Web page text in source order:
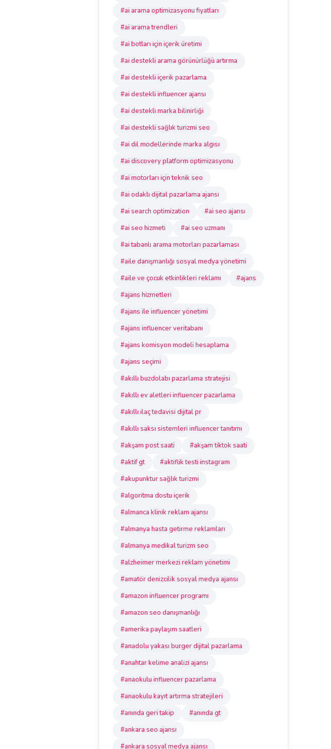
#ai arama optimizasyonu fiyatları
#ai arama trendleri
#ai botları için içerik üretimi
#ai destekli arama görünürlüğü artırma
#ai destekli içerik pazarlama
#ai destekli influencer ajansı
#ai destekli marka bilinirliği
#ai destekli sağlık turizmi seo
#ai dil modellerinde marka algısı
#ai discovery platform optimizasyonu
#ai motorları için teknik seo
#ai odaklı dijital pazarlama ajansı
#ai search optimization
#ai seo ajansı
#ai seo hizmeti
#ai seo uzmanı
#ai tabanlı arama motorları pazarlaması
#aile danışmanlığı sosyal medya yönetimi
#aile ve çocuk etkinlikleri reklamı
#ajans
#ajans hizmetleri
#ajans ile influencer yönetimi
#ajans influencer veritabanı
#ajans komisyon modeli hesaplama
#ajans seçimi
#akıllı buzdolabı pazarlama stratejisi
#akıllı ev aletleri influencer pazarlama
#akıllı ilaç tedavisi dijital pr
#akıllı saksı sistemleri influencer tanıtımı
#akşam post saati
#akşam tiktok saati
#aktif gt
#aktiflik testi instagram
#akupunktur sağlık turizmi
#algoritma dostu içerik
#almanca klinik reklam ajansı
#almanya hasta getirme reklamları
#almanya medikal turizm seo
#alzheimer merkezi reklam yönetimi
#amatör denizcilik sosyal medya ajansı
#amazon influencer programı
#amazon seo danışmanlığı
#amerika paylaşım saatleri
#anadolu yakası burger dijital pazarlama
#anahtar kelime analizi ajansı
#anaokulu influencer pazarlama
#anaokulu kayıt artırma stratejileri
#anında geri takip
#anında gt
#ankara seo ajansı
#ankara sosyal medya ajansı